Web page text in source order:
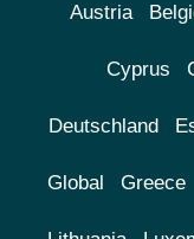
Austria
Cyprus
Deutschland
Global Greece